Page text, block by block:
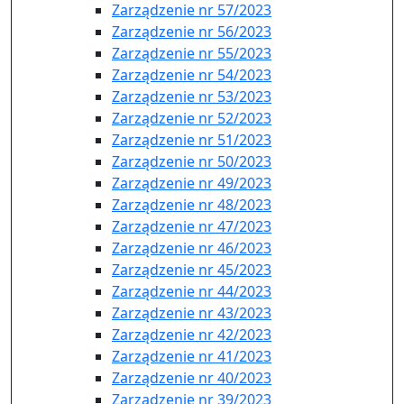
Zarządzenie nr 57/2023
Zarządzenie nr 56/2023
Zarządzenie nr 55/2023
Zarządzenie nr 54/2023
Zarządzenie nr 53/2023
Zarządzenie nr 52/2023
Zarządzenie nr 51/2023
Zarządzenie nr 50/2023
Zarządzenie nr 49/2023
Zarządzenie nr 48/2023
Zarządzenie nr 47/2023
Zarządzenie nr 46/2023
Zarządzenie nr 45/2023
Zarządzenie nr 44/2023
Zarządzenie nr 43/2023
Zarządzenie nr 42/2023
Zarządzenie nr 41/2023
Zarządzenie nr 40/2023
Zarządzenie nr 39/2023